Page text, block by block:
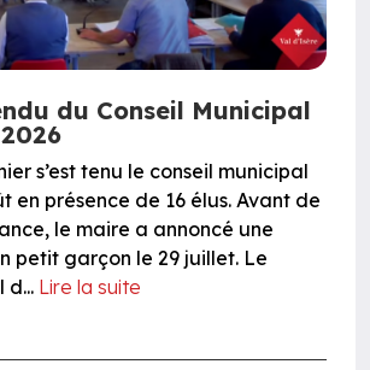
du Conseil Municipal
s’est tenu le conseil municipal
en présence de 16 élus. Avant de
le maire a annoncé une
petit garçon le 29 juillet. Le
d... Lire la suite